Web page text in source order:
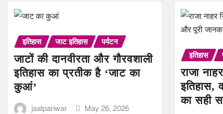
इतिहास जाट इतिहास पर्यटन
जाटों की दानवीरता और गौरवशाली
इतिहास का प्रतीक है ‘जाट का
कुआं’
jaatpariwar May 26, 2026
इतिहास
राजा
इतिहास,
का सही